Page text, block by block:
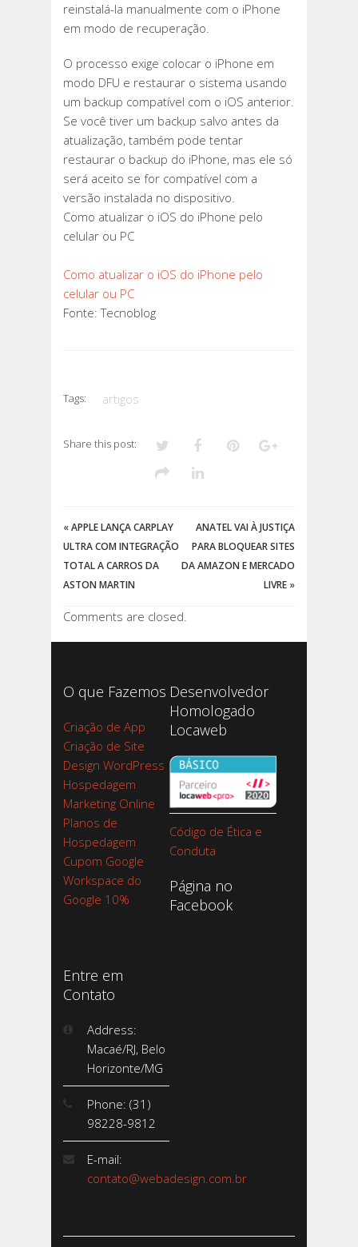
reinstalá-la manualmente com o iPhone
em modo de recuperação.
O processo exige colocar o iPhone em
modo DFU e restaurar o sistema usando
um backup compatível com o iOS anterior.
Se você tiver um backup salvo antes da
atualização, também pode tentar
restaurar o backup do iPhone, mas ele só
será aceito se for compatível com a
versão instalada no dispositivo.
Como atualizar o iOS do iPhone pelo
celular ou PC
Como atualizar o iOS do iPhone pelo
celular ou PC
Fonte: Tecnoblog
Tags: artigos
Share this post:
«APPLE LANÇA CARPLAY
ULTRA COM INTEGRAÇÃO
TOTAL A CARROS DA
ASTON MARTIN
ANATEL VAI À JUSTIÇA
PARA BLOQUEAR SITES
DA AMAZON E MERCADO
LIVRE »
Comments are closed.
O que Fazemos
Criação de App
Criação de Site
Design WordPress
Hospedagem
Marketing Online
Planos de
Hospedagem
Cupom Google
Workspace do
Google 10%
Desenvolvedor
Homologado
Locaweb
Código de Ética e
Conduta
Página no
Facebook
Entre em
Contato
Address:
Macaé/RJ, Belo
Horizonte/MG
Phone: (31)
98228-9812
E-mail:
contato@webadesign.com.br